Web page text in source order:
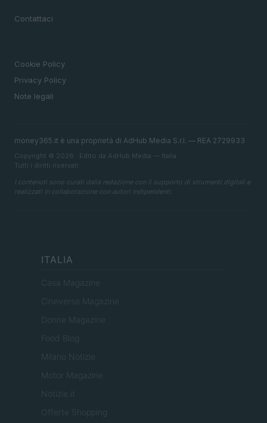
Contattaci
Cookie Policy
Privacy Policy
Note legali
money365.it è una proprietà di AdHub Media S.r.l. — REA 2729933
Copyright © 2026 · Edito da AdHub Media — Italia
Tutti i diritti riservati
I contenuti sono curati dalla redazione con il supporto di strumenti digitali e
realizzati in collaborazione con autori indipendenti.
ITALIA
Casa Magazine
Cineverse Magazine
Donne Magazine
Food Blog
Milano Notizie
Motor Magazine
Notizie.it
Offerte Shopping